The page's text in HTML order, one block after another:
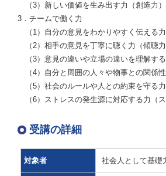
（3）新しい価値を生み出す力（創造力）
3．チームで働く力
（1）自分の意見をわかりやすく伝える力
（2）相手の意見を丁寧に聴く力（傾聴力
（3）意見の違いや立場の違いを理解する
（4）自分と周囲の人々や物事との関係
（5）社会のルールや人との約束を守る力
（6）ストレスの発生源に対応する力（ス
受講の詳細
対象者 社会人として基礎